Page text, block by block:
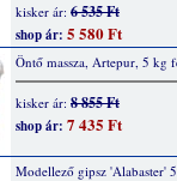
kisker ár: 6 535 Ft
shop ár: 5 580 Ft
Öntő massza, Artepur, 5 kg
kisker ár: 8 855 Ft
shop ár: 7 435 Ft
Modellező gipsz 'Alabaster'